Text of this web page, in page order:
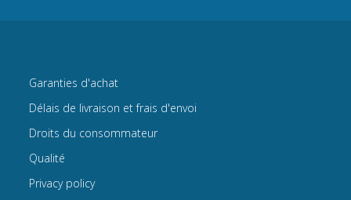
Garanties d'achat
Délais de livraison et frais d'envoi
Droits du consommateur
Qualité
Privacy policy